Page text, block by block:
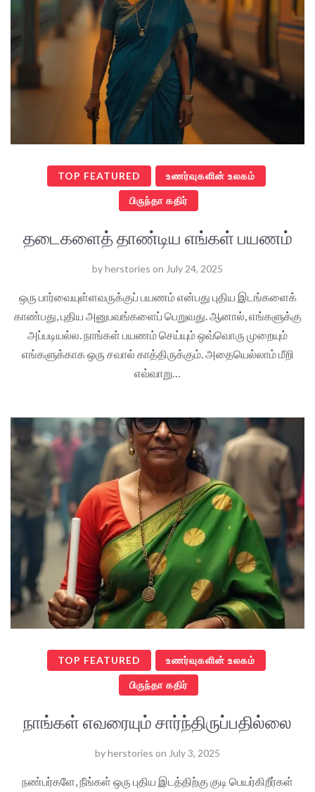
TOP FEATURED உணர்வுகளின் உலகம்
பிருந்தா கதிர்
தடைகளைத் தாண்டிய எங்கள் பயணம்
byherstories on July 24, 2025
ஒரு பார்வையுள்ளவருக்குப் பயணம் என்பது புதிய இடங்களைக்
காண்பது, புதிய அனுபவங்களைப் பெறுவது. ஆனால், எங்களுக்கு
அப்படியல்ல. நாங்கள் பயணம் செய்யும் ஒவ்வொரு முறையும்
எங்களுக்காக ஒரு சவால் காத்திருக்கும். அதையெல்லாம் மீறி
எவ்வாறு…
TOP FEATURED உணர்வுகளின் உலகம்
பிருந்தா கதிர்
நாங்கள் எவரையும் சார்ந்திருப்பதில்லை
byherstories on July 3, 2025
நண்பர்களே, நீங்கள் ஒரு புதிய இடத்திற்கு குடி பெயர்கிறீர்கள்